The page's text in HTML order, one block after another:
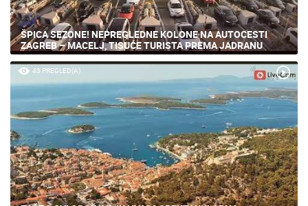
ŠPICA SEZONE! NEPREGLEDNE KOLONE NA AUTOCESTI
ZAGREB – MACELJ, TISUĆE TURISTA PREMA JADRANU
43 PREGLED(A)